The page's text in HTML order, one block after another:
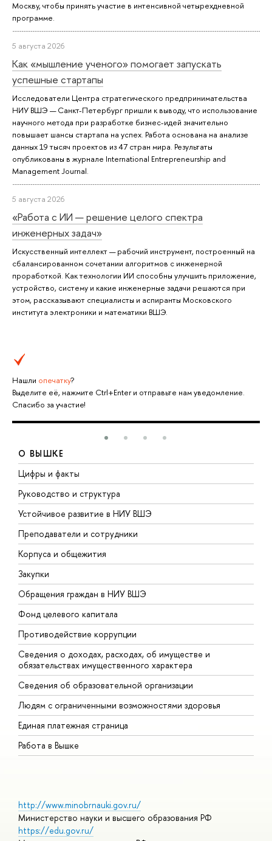
Москву, чтобы принять участие в интенсивной четырехдневной
программе.
5 августа 2026
Как «мышление ученого» помогает запускать
успешные стартапы
Исследователи Центра стратегического предпринимательства
НИУ ВШЭ — Санкт-Петербург пришли к выводу, что использование
научного метода при разработке бизнес-идей значительно
повышает шансы стартапа на успех. Работа основана на анализе
данных 19 тысяч проектов из 47 стран мира. Результаты
опубликованы в журнале International Entrepreneurship and
Management Journal.
5 августа 2026
«Работа с ИИ — решение целого спектра
инженерных задач»
Искусственный интеллект — рабочий инструмент, построенный на
сбалансированном сочетании алгоритмов с инженерной
проработкой. Как технологии ИИ способны улучшить приложение,
устройство, систему и какие инженерные задачи решаются при
этом, рассказывают специалисты и аспиранты Московского
института электроники и математики ВШЭ.
Нашли опечатку?
Выделите её, нажмите Ctrl+Enter и отправьте нам уведомление.
Спасибо за участие!
О ВЫШКЕ
Цифры и факты
Руководство и структура
Устойчивое развитие в НИУ ВШЭ
Преподаватели и сотрудники
Корпуса и общежития
Закупки
Обращения граждан в НИУ ВШЭ
Фонд целевого капитала
Противодействие коррупции
Сведения о доходах, расходах, об имуществе и
обязательствах имущественного характера
Сведения об образовательной организации
Людям с ограниченными возможностями здоровья
Единая платежная страница
Работа в Вышке
http://www.minobrnauki.gov.ru/
Министерство науки и высшего образования РФ
https://edu.gov.ru/